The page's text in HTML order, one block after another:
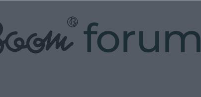
forum